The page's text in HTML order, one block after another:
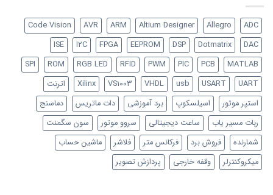
ADC
Allegro
Altium Designer
ARM
AVR
Code Vision
DAC
Dotmatrix
DSP
EEPROM
FPGA
I2C
ISE
MATLAB
PCB
PIC
PWM
RFID
RGB LED
ROM
SPI
UART
USART
usb
VHDL
VS1003
Xilinx
اترنت
استپر موتور
اسیلسکوپ برد آموزشی دات ماتریس
دماسنج
ربات مسیر یاب
ساعت دیجیتالی سروو موتور
سون سگمنت
شمارنده
فروش برد فرکانس متر فلاشر
ماشین حساب
میکروکنترلر
وقفه خارجی پردازش تصویر